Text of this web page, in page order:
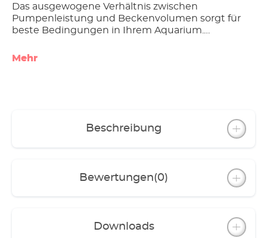
Das ausgewogene Verhältnis zwischen
Pumpenleistung und Beckenvolumen sorgt für
beste Bedingungen in Ihrem Aquarium.
Angenehme Laufruhe,
Alle Modelle inklusive Düsenrohr, Ansaugrohr,
Schlauch und Installationszubehör
Besondere Ausstattung einzelner Modelle:
- classic 150 mit Standfuß für sicheren Halt
- classic 250 mit Filterkorb, je 1 Filterschwamm,
- classic 1500XL mit praktischem Ablasshahn;
Pumpeinheit lässt sich auch getrennt vom
Mehr
Beschreibung
Bewertungen(0)
Downloads